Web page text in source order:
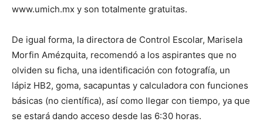
www.umich.mx y son totalmente gratuitas.
De igual forma, la directora de Control Escolar, Marisela
Morfin Amézquita, recomendó a los aspirantes que no
olviden su ficha, una identificación con fotografía, un
lápiz HB2, goma, sacapuntas y calculadora con funciones
básicas (no científica), así como llegar con tiempo, ya que
se estará dando acceso desde las 6:30 horas.